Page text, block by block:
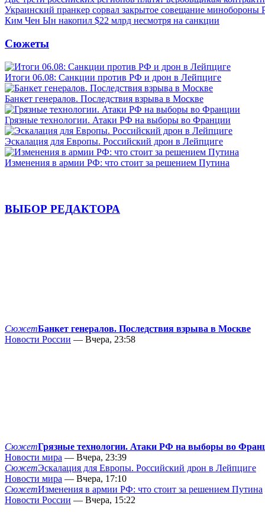
Украинский пранкер сорвал закрытое совещание минобороны
Ким Чен Ын накопил $22 млрд несмотря на санкции
Сюжеты
Итоги 06.08: Санкции против РФ и дрон в Лейпциге
Банкет генералов. Последствия взрыва в Москве
Грязные технологии. Атаки РФ на выборы во Франции
Эскалация для Европы. Российский дрон в Лейпциге
Изменения в армии РФ: что стоит за решением Путина
ВЫБОР РЕДАКТОРА
СюжетБанкет генералов. Последствия взрыва в Москве
Новости России — Вчера, 23:58
СюжетГрязные технологии. Атаки РФ на выборы во
Новости мира — Вчера, 23:39
СюжетЭскалация для Европы. Российский дрон в Лейпциге
Новости мира — Вчера, 17:10
СюжетИзменения в армии РФ: что стоит за решением Путина
Новости России — Вчера, 15:22